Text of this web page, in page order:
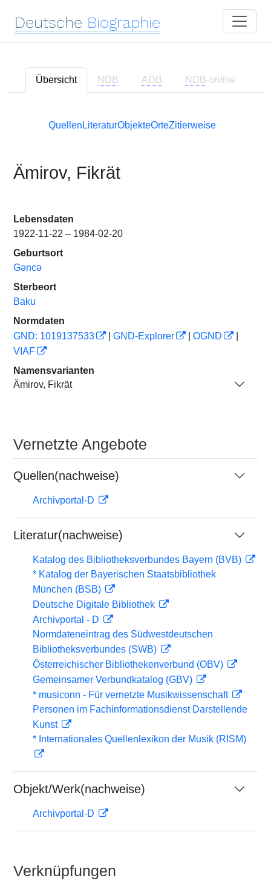
Deutsche Biographie
Übersicht NDB ADB NDB-online
Quellen LiteraturObjekteOrteZitierweise
Ämirov, Fikrät
Lebensdaten
1922-11-22 – 1984-02-20
Geburtsort
Gəncə
Sterbeort
Baku
Normdaten
GND: 1019137533
GND-Explorer OGND
VIAF
Namensvarianten
Ämirov, Fikrät
Vernetzte Angebote
Quellen(nachweise)
Archivportal-D
Literatur(nachweise)
Katalog des Bibliotheksverbundes Bayern (BVB)
* Katalog der Bayerischen Staatsbibliothek
München (BSB)
Deutsche Digitale Bibliothek
Archivportal - D
Normdateneintrag des Südwestdeutschen
Bibliotheksverbundes (SWB)
Österreichischer Bibliothekenverbund (OBV)
Gemeinsamer Verbundkatalog (GBV)
* musiconn - Für vernetzte Musikwissenschaft
Personen im Fachinformationsdienst Darstellende
Kunst
* Internationales Quellenlexikon der Musik (RISM)
Objekt/Werk(nachweise)
Archivportal-D
Verknüpfungen